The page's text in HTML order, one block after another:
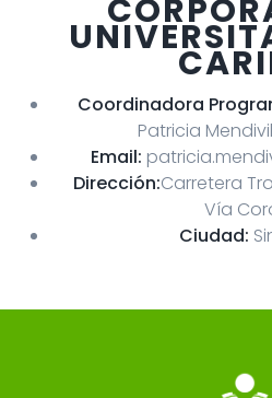
Coordinadora
Patricia
Email:
Dirección:Carretera
Vía
Ciudad: